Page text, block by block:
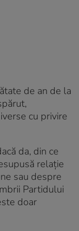
de an de la
cu privire
da, din ce
relație
sau despre
Partidului
doar